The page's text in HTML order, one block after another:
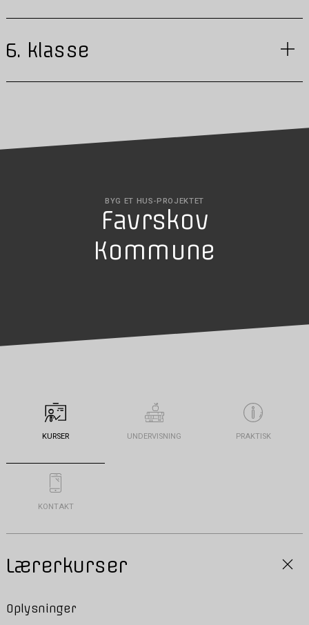
6. klasse
BYG ET HUS-PROJEKTET
Favrskov
Kommune
KURSER UNDERVISNING PRAKTISK
KONTAKT
Lærerkurser
Oplysninger